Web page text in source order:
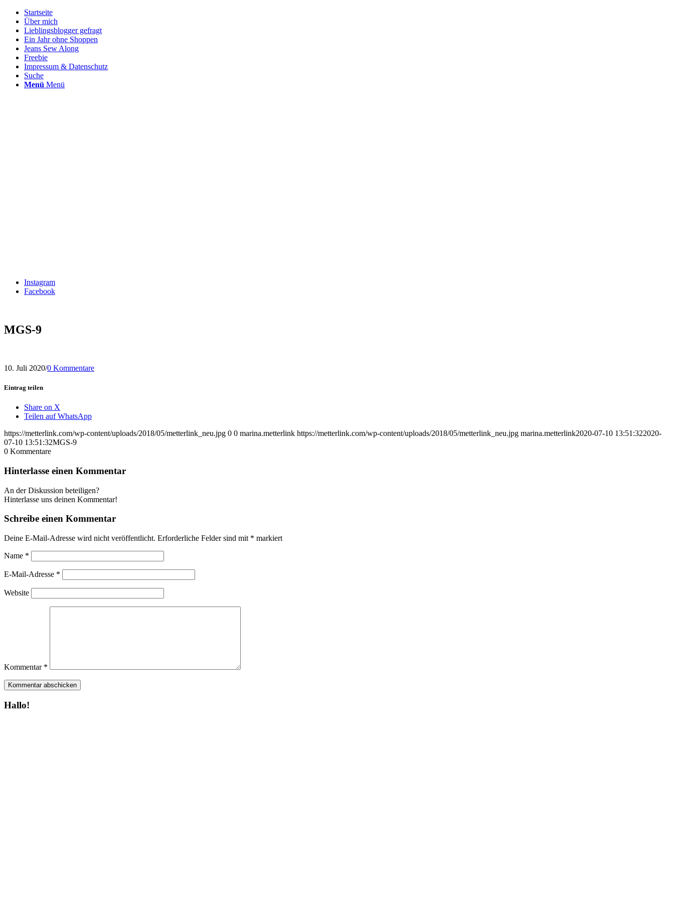
Startseite
Über mich
Lieblingsblogger gefragt
Ein Jahr ohne Shoppen
Jeans Sew Along
Freebie
Impressum & Datenschutz
Suche
Menü Menü
Instagram
Facebook
MGS-9
10. Juli 2020/0 Kommentare
Eintrag teilen
Share on X
Teilen auf WhatsApp
https://metterlink.com/wp-content/uploads/2018/05/metterlink_neu.jpg 0 0 marina.metterlink https://metterlink.com/wp-content/uploads/2018/05/metterlink_neu.jpg marina.metterlink2020-07-10 13:51:322020-
07-10 13:51:32MGS-9
0 Kommentare
Hinterlasse einen Kommentar
An der Diskussion beteiligen?
Hinterlasse uns deinen Kommentar!
Schreibe einen Kommentar
Deine E-Mail-Adresse wird nicht veröffentlicht. Erforderliche Felder sind mit * markiert
Name *
E-Mail-Adresse *
Website
Kommentar *
Hallo!